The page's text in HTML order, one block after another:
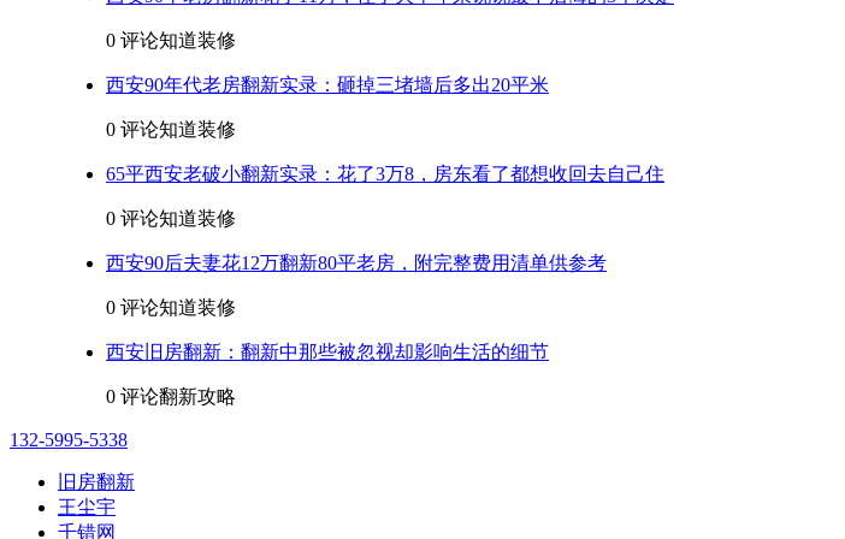
0 评论知道装修
西安90年代老房翻新实录：砸掉三堵墙后多出20平米
0 评论知道装修
65平西安老破小翻新实录：花了3万8，房东看了都想收回去自己住
0 评论知道装修
西安90后夫妻花12万翻新80平老房，附完整费用清单供参考
0 评论知道装修
西安旧房翻新：翻新中那些被忽视却影响生活的细节
0 评论翻新攻略
132-5995-5338
旧房翻新
王尘宇
千错网